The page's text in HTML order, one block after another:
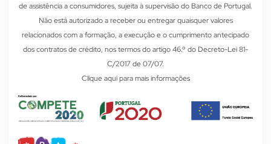
de assistência a consumidores, sujeita à supervisão do Banco de Portugal.
Não está autorizado a receber ou entregar quaisquer valores
relacionados com a formação, a execução e o cumprimento antecipado
dos contratos de crédito, nos termos do artigo 46.º do Decreto-Lei 81-
C/2017 de 07/07.
Clique aqui para mais informações